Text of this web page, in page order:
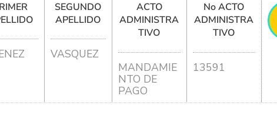
SEGUNDO
APELLIDO
VASQUEZ
ACTO
ADMINISTRA
TIVO
MANDAMIE
NTO DE
PAGO
No ACTO
ADMINISTRA
TIVO
13591